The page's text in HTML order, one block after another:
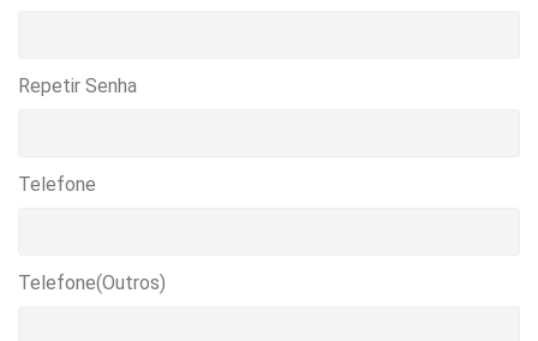
Repetir Senha
Telefone
Telefone(Outros)